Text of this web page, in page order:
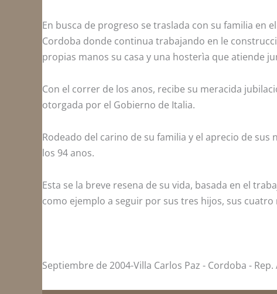
En busca de progreso se traslada con su familia en
Cordoba donde continua trabajando en le
propias manos su casa y una hosterìa que atiende
Con el correr de los anos, recibe su meracida
otorgada por el Gobierno de Italia.
Rodeado del carino de su familia y el aprecio de sus
los 94 anos.
Esta se la breve resena de su vida, basada en el
como ejemplo a seguir por sus tres hijos, sus
Septiembre de 2004-Villa Carlos Paz - Cordoba -